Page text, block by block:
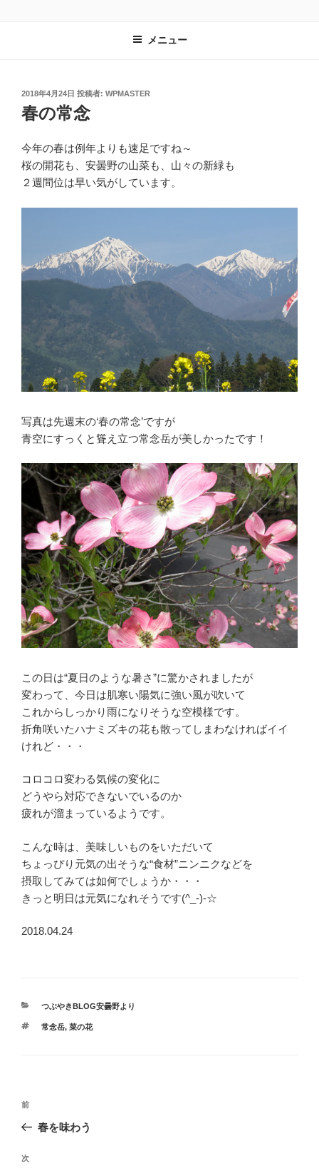
メニュー
投
稿
日:
2018年4月24日 投稿者: WPMASTER
春の常念
今年の春は例年よりも速足ですね～
桜の開花も、安曇野の山菜も、山々の新緑も
２週間位は早い気がしています。
写真は先週末の‘春の常念’ですが
青空にすっくと聳え立つ常念岳が美しかったです！
この日は“夏日のような暑さ”に驚かされましたが
変わって、今日は肌寒い陽気に強い風が吹いて
これからしっかり雨になりそうな空模様です。
折角咲いたハナミズキの花も散ってしまわなければイイ
けれど・・・
コロコロ変わる気候の変化に
どうやら対応できないでいるのか
疲れが溜まっているようです。
こんな時は、美味しいものをいただいて
ちょっぴり元気の出そうな“食材”ニンニクなどを
摂取してみては如何でしょうか・・・
きっと明日は元気になれそうです(^_-)-☆
2018.04.24
カ
ゴ
つぶやきBLOG安曇野より
タ
常念岳, 菜の花
投
ビ
過
去
投
前
春を味わう
次
次